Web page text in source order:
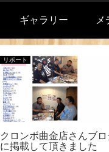
ギャラリー メ
リポート
クロンボ曲金店さんブロ
に掲載して頂きました